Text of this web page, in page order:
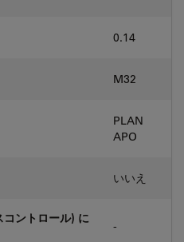
0.14
M32
PLAN
APO
いいえ
ントロール) に
-